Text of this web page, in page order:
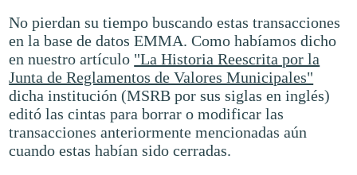
No pierdan su tiempo buscando estas transacciones
en la base de datos EMMA. Como habíamos dicho
en nuestro artículo "La Historia Reescrita por la
Junta de Reglamentos de Valores Municipales"
dicha institución (MSRB por sus siglas en inglés)
editó las cintas para borrar o modificar las
transacciones anteriormente mencionadas aún
cuando estas habían sido cerradas.